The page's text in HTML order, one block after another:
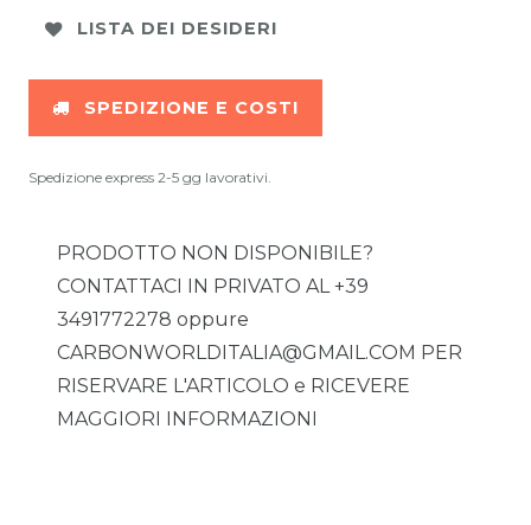
LISTA DEI DESIDERI
SPEDIZIONE E COSTI
Spedizione express 2-5 gg lavorativi.
PRODOTTO NON DISPONIBILE?
CONTATTACI IN PRIVATO AL +39
3491772278 oppure
CARBONWORLDITALIA@GMAIL.COM PER
RISERVARE L'ARTICOLO e RICEVERE
MAGGIORI INFORMAZIONI